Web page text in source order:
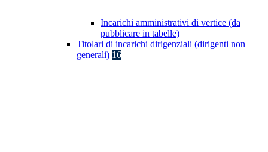
Incarichi amministrativi di vertice (da
pubblicare in tabelle)
Titolari di incarichi dirigenziali (dirigenti non
generali) 16